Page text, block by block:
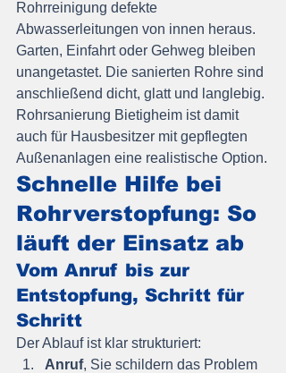
Rohrreinigung defekte
Abwasserleitungen von innen heraus.
Garten, Einfahrt oder Gehweg bleiben
unangetastet. Die sanierten Rohre sind
anschließend dicht, glatt und langlebig.
Rohrsanierung Bietigheim ist damit
auch für Hausbesitzer mit gepflegten
Außenanlagen eine realistische Option.
Schnelle Hilfe bei
Rohrverstopfung: So
läuft der Einsatz ab
Vom Anruf bis zur
Entstopfung, Schritt für
Schritt
Der Ablauf ist klar strukturiert:
Anruf, Sie schildern das Problem